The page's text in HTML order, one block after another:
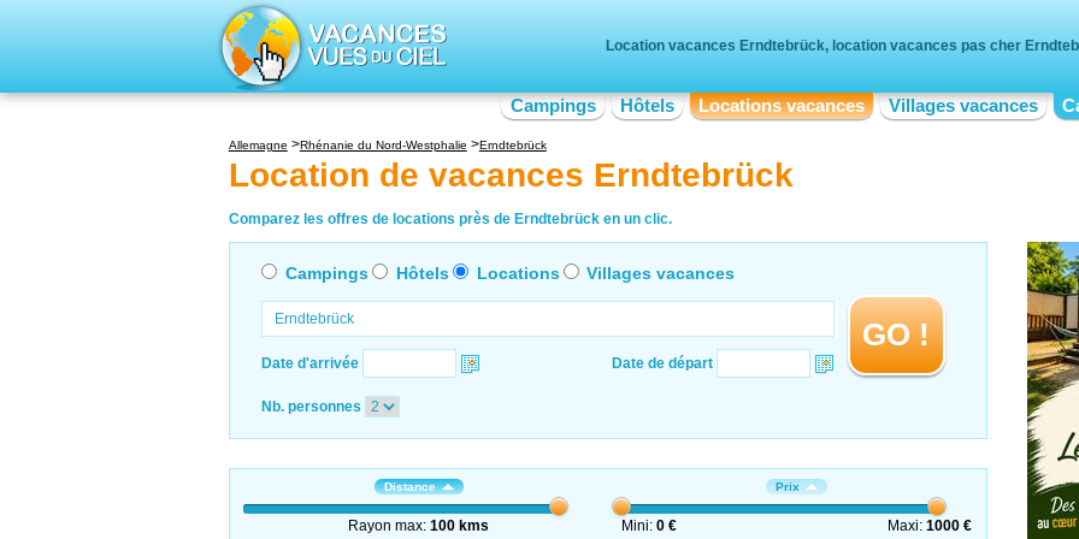
Location vacances Erndtebrück, location vacances pas cher
Campings Hôtels Locations vacances Villages vacances
Allemagne Rhénanie du Nord-Westphalie Erndtebrück
Location de vacances Erndtebrück
Comparez les offres de locations près de Erndtebrück en un clic.
Campings Hôtels Locations Villages vacances
Date d'arrivée Date de départ
GO !
Nb. personnes
Distance
Rayon max:100 kms
Prix
Mini: 0 € Maxi:1000 €